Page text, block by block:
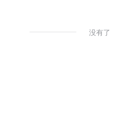
没有了